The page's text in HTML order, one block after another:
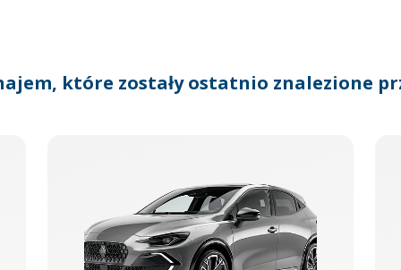
które zostały ostatnio znalezione